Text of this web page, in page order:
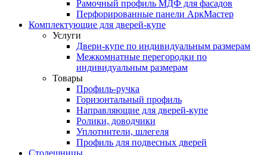
Рамочный профиль МДФ для фасадов
Перфорированные панели АркМастер
Комплектующие для дверей-купе
Услуги
Двери-купе по индивидуальным размерам
Межкомнатные перегородки по
индивидуальным размерам
Товары
Профиль-ручка
Горизонтальный профиль
Направляющие для дверей-купе
Ролики, доводчики
Уплотнители, шлегеля
Профиль для подвесных дверей
Столешницы